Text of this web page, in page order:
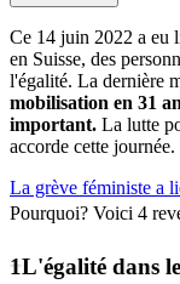
Ce 14 juin 2022 a eu
en Suisse, des
l'égalité. La dernière
mobilisation en 31
important. La lutte
accorde cette journée.
La grève féministe a
Pourquoi? Voici 4
L'égalité dans